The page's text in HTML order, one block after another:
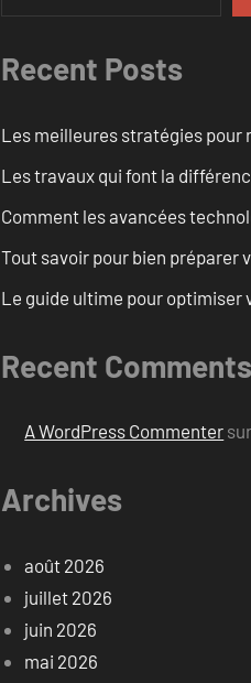
Recent Posts
Les meilleures stratégies pour
Les travaux qui font la
Comment les avancées
Tout savoir pour bien préparer
Le guide ultime pour optimiser
Recent Comments
A WordPress Commenter sur
Archives
août 2026
juillet 2026
juin 2026
mai 2026